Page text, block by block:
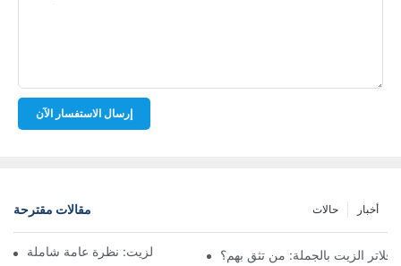
إرسال الاستفسار الآن
مقالات مقترحة أخبار حالات
أفضل شركات تصنيع فلاتر الزيت: نظرة عامة شاملةالزيت بالجملة: من تثق بهم؟